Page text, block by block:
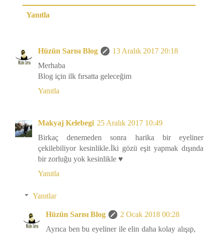
Yanıtla
Hüzün Sarısı Blog
13 Aralık 2017 20:18
Merhaba
Blog için ilk fırsatta geleceğim
Yanıtla
Makyaj Kelebegi 25 Aralık 2017 10:49
Birkaç denemeden sonra harika bir eyeliner
çekilebiliyor kesinlikle.İki gözü eşit yapmak dışında
bir zorluğu yok kesinlikle ♥
Yanıtla
Yanıtlar
Hüzün Sarısı Blog
2 Ocak 2018 00:28
Ayrıca ben bu eyeliner ile elin daha kolay alışıp,